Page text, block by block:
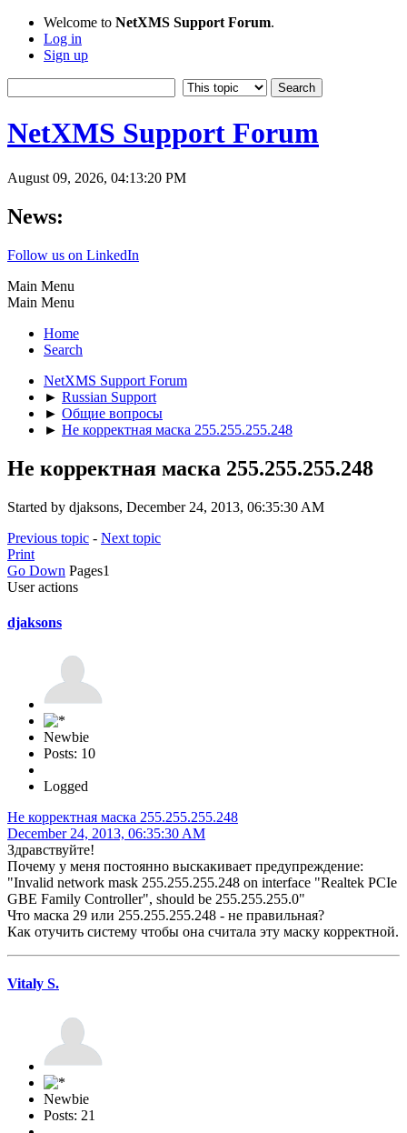
Welcome to NetXMS Support Forum.
Log in
Sign up
NetXMS Support Forum
August 09, 2026, 04:13:20 PM
News:
Follow us on LinkedIn
Main Menu
Main Menu
Home
Search
NetXMS Support Forum
► Russian Support
► Общие вопросы
► Не корректная маска 255.255.255.248
Не корректная маска 255.255.255.248
Started by djaksons, December 24, 2013, 06:35:30 AM
Previous topic - Next topic
Print
Go Down Pages1
User actions
djaksons
Newbie
Posts: 10
Logged
Не корректная маска 255.255.255.248
December 24, 2013, 06:35:30 AM
Здравствуйте!
Почему у меня постоянно выскакивает предупреждение:
"Invalid network mask 255.255.255.248 on interface "Realtek PCIe
GBE Family Controller", should be 255.255.255.0"
Что маска 29 или 255.255.255.248 - не правильная?
Как отучить систему чтобы она считала эту маску корректной.
Vitaly S.
Newbie
Posts: 21